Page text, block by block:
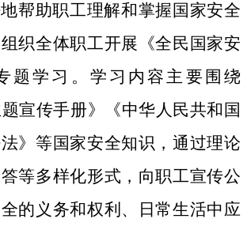
帮助职工理解和掌握国家安全
织全体职工开展《全民国家安
题学习。学习内容主要围绕
宣传手册》《中华人民共和国
》等国家安全知识，通过理论
等多样化形式，向职工宣传公
的义务和权利、日常生活中应